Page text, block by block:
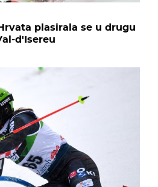
plasirala se u drugu
d'Isereu